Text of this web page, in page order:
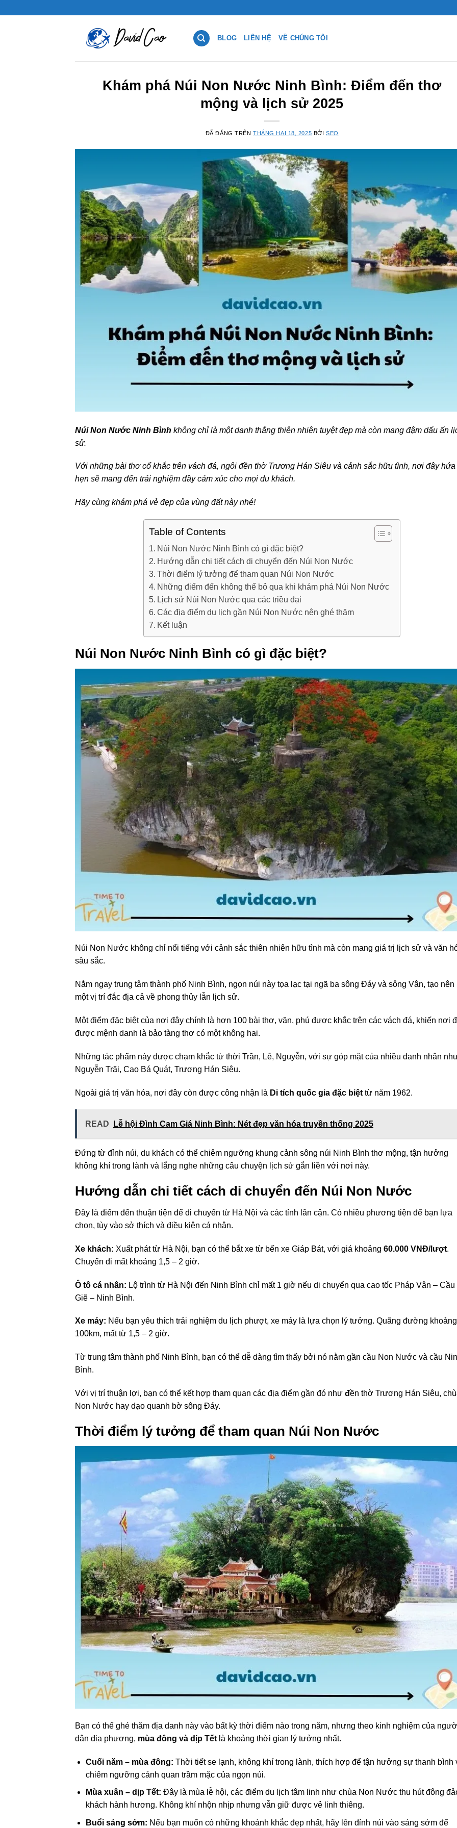
BLOG LIÊN HỆ VỀ CHÚNG TÔI
Khám phá Núi Non Nước Ninh Bình: Điểm đến thơ
mộng và lịch sử 2025
ĐÃ ĐĂNG TRÊNTHÁNG HAI 18, 2025 BỞI SEO
Núi Non Nước Ninh Bình không chỉ là một danh thắng thiên nhiên tuyệt đẹp mà còn mang đậm dấu ấn
sử.
Với những bài thơ cổ khắc trên vách đá, ngôi đền thờ Trương Hán Siêu và cảnh sắc hữu tình, nơi đây hứa
hẹn sẽ mang đến trải nghiệm đầy cảm xúc cho mọi du khách.
Hãy cùng khám phá vẻ đẹp của vùng đất này nhé!
Table of Contents
Núi Non Nước Ninh Bình có gì đặc biệt?
Hướng dẫn chi tiết cách di chuyển đến Núi Non Nước
Thời điểm lý tưởng để tham quan Núi Non Nước
Những điểm đến không thể bỏ qua khi khám phá Núi Non Nước
Lịch sử Núi Non Nước qua các triều đại
Các địa điểm du lịch gần Núi Non Nước nên ghé thăm
Kết luận
Núi Non Nước Ninh Bình có gì đặc biệt?
Núi Non Nước không chỉ nổi tiếng với cảnh sắc thiên nhiên hữu tình mà còn mang giá trị lịch sử và văn
sâu sắc.
Nằm ngay trung tâm thành phố Ninh Bình, ngọn núi này tọa lạc tại ngã ba sông Đáy và sông Vân, tạo nên
một vị trí đắc địa cả về phong thủy lẫn lịch sử.
Một điểm đặc biệt của nơi đây chính là hơn 100 bài thơ, văn, phú được khắc trên các vách đá, khiến nơi
được mệnh danh là bảo tàng thơ có một không hai.
Những tác phẩm này được chạm khắc từ thời Trần, Lê, Nguyễn, với sự góp mặt của nhiều danh nhân
Nguyễn Trãi, Cao Bá Quát, Trương Hán Siêu.
Ngoài giá trị văn hóa, nơi đây còn được công nhận là Di tích quốc gia đặc biệt từ năm 1962.
READ Lễ hội Đình Cam Giá Ninh Bình: Nét đẹp văn hóa truyền thống 2025
Đứng từ đỉnh núi, du khách có thể chiêm ngưỡng khung cảnh sông núi Ninh Bình thơ mộng, tận hưởng
không khí trong lành và lắng nghe những câu chuyện lịch sử gắn liền với nơi này.
Hướng dẫn chi tiết cách di chuyển đến Núi Non Nước
Đây là điểm đến thuận tiện để di chuyển từ Hà Nội và các tỉnh lân cận. Có nhiều phương tiện để bạn lựa
chọn, tùy vào sở thích và điều kiện cá nhân.
Xe khách: Xuất phát từ Hà Nội, bạn có thể bắt xe từ bến xe Giáp Bát, với giá khoảng 60.000 VNĐ/lượt.
Chuyến đi mất khoảng 1,5 – 2 giờ.
Ô tô cá nhân: Lộ trình từ Hà Nội đến Ninh Bình chỉ mất 1 giờ nếu di chuyển qua cao tốc Pháp Vân – Cầu
Giẽ – Ninh Bình.
Xe máy: Nếu bạn yêu thích trải nghiệm du lịch phượt, xe máy là lựa chọn lý tưởng. Quãng đường khoảng
100km, mất từ 1,5 – 2 giờ.
Từ trung tâm thành phố Ninh Bình, bạn có thể dễ dàng tìm thấy bởi nó nằm gần cầu Non Nước và cầu
Bình.
Với vị trí thuận lợi, bạn có thể kết hợp tham quan các địa điểm gần đó như đền thờ Trương Hán Siêu,
Non Nước hay dạo quanh bờ sông Đáy.
Thời điểm lý tưởng để tham quan Núi Non Nước
Bạn có thể ghé thăm địa danh này vào bất kỳ thời điểm nào trong năm, nhưng theo kinh nghiệm của
dân địa phương, mùa đông và dịp Tết là khoảng thời gian lý tưởng nhất.
Cuối năm – mùa đông: Thời tiết se lạnh, không khí trong lành, thích hợp để tận hưởng sự thanh bình
chiêm ngưỡng cảnh quan trầm mặc của ngọn núi.
Mùa xuân – dịp Tết: Đây là mùa lễ hội, các điểm du lịch tâm linh như chùa Non Nước thu hút đông
khách hành hương. Không khí nhộn nhịp nhưng vẫn giữ được vẻ linh thiêng.
Buổi sáng sớm: Nếu bạn muốn có những khoảnh khắc đẹp nhất, hãy lên đỉnh núi vào sáng sớm để